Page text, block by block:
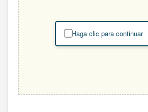
Haga clic para continuar